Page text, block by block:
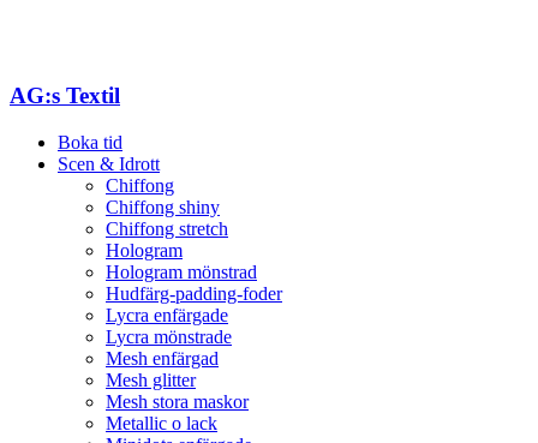
AG:s Textil
Boka tid
Scen & Idrott
Chiffong
Chiffong shiny
Chiffong stretch
Hologram
Hologram mönstrad
Hudfärg-padding-foder
Lycra enfärgade
Lycra mönstrade
Mesh enfärgad
Mesh glitter
Mesh stora maskor
Metallic o lack